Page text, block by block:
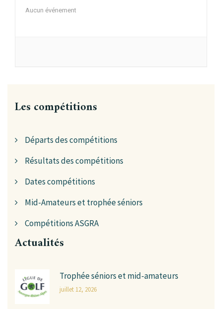
Aucun événement
Les compétitions
Départs des compétitions
Résultats des compétitions
Dates compétitions
Mid-Amateurs et trophée séniors
Compétitions ASGRA
Actualités
Trophée séniors et mid-amateurs
juillet 12, 2026